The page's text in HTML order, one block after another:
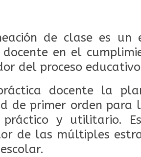
de clase es un
en el
del proceso
docente la
de primer orden para
práctico y utilitario.
de las múltiples